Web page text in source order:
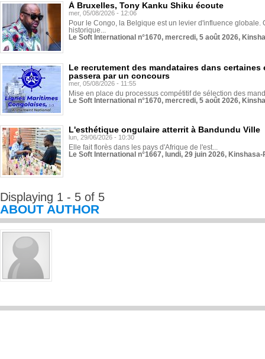
À Bruxelles, Tony Kanku Shiku écoute
mer, 05/08/2026 - 12:06
Pour le Congo, la Belgique est un levier d'influence globale.
historique...
Le Soft International n°1670, mercredi, 5 août 2026,
Le recrutement des mandataires dans
passera par un concours
mer, 05/08/2026 - 11:55
Mise en place du processus compétitif de sélection des
Le Soft International n°1670, mercredi, 5 août 2026,
L'esthétique ongulaire atterrit à Bandundu Ville
lun, 29/06/2026 - 10:30
Elle fait florès dans les pays d'Afrique de l'est...
Le Soft International n°1667, lundi, 29 juin 2026,
Displaying 1 - 5 of 5
ABOUT AUTHOR